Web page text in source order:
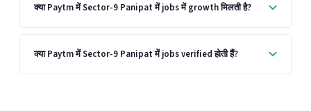
क्या Paytm में Sector-9 Panipat में jobs में growth मिलती है?
क्या Paytm में Sector-9 Panipat में jobs verified होती हैं?